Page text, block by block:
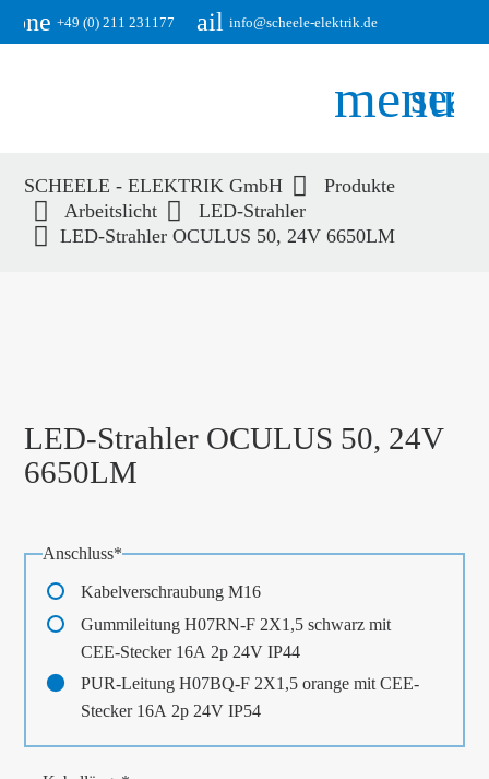
+49 (0) 211 231177email info@scheele-elektrik.de
menu
Suchbegriffe
SCHEELE - ELEKTRIK GmbH
Produkte
Arbeitslicht
LED-Strahler
LED-Strahler OCULUS 50, 24V 6650LM
LED-Strahler OCULUS 50, 24V
6650LM
Pflichtfeld
Anschluss*
Kabelverschraubung M16
Gummileitung H07RN-F 2X1,5 schwarz mit
CEE-Stecker 16A 2p 24V IP44
PUR-Leitung H07BQ-F 2X1,5 orange mit CEE-
Stecker 16A 2p 24V IP54